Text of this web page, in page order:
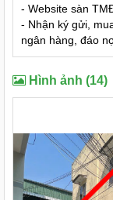
- Website sàn
- Nhận ký gửi,
ngân hàng, đáo
Hình ảnh (14)